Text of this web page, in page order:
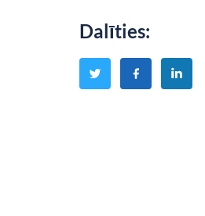
Dalīties: